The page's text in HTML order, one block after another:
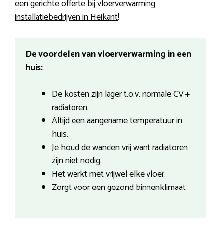
een gerichte offerte bijvloerverwarming
installatiebedrijven in Heikant!
De voordelen van vloerverwarming in een
huis:
De kosten zijn lager t.o.v. normale CV +
radiatoren.
Altijd een aangename temperatuur in
huis.
Je houd de wanden vrij want radiatoren
zijn niet nodig.
Het werkt met vrijwel elke vloer.
Zorgt voor een gezond binnenklimaat.